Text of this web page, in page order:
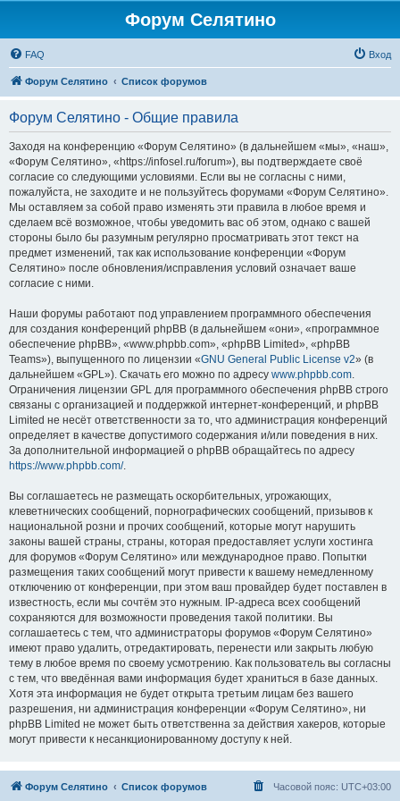
Форум Селятино
FAQ Вход
Форум Селятино Список форумов
Форум Селятино - Общие правила
Заходя на конференцию «Форум Селятино» (в дальнейшем «мы», «наш»,
«Форум Селятино», «https://infosel.ru/forum»), вы подтверждаете своё
согласие со следующими условиями. Если вы не согласны с ними,
пожалуйста, не заходите и не пользуйтесь форумами «Форум Селятино».
Мы оставляем за собой право изменять эти правила в любое время и
сделаем всё возможное, чтобы уведомить вас об этом, однако с вашей
стороны было бы разумным регулярно просматривать этот текст на
предмет изменений, так как использование конференции «Форум
Селятино» после обновления/исправления условий означает ваше
согласие с ними.
Наши форумы работают под управлением программного обеспечения
для создания конференций phpBB (в дальнейшем «они», «программное
обеспечение phpBB», «www.phpbb.com», «phpBB Limited», «phpBB
Teams»), выпущенного по лицензии «GNU General Public License v2» (в
дальнейшем «GPL»). Скачать его можно по адресу www.phpbb.com.
Ограничения лицензии GPL для программного обеспечения phpBB строго
связаны с организацией и поддержкой интернет-конференций, и phpBB
Limited не несёт ответственности за то, что администрация конференций
определяет в качестве допустимого содержания и/или поведения в них.
За дополнительной информацией о phpBB обращайтесь по адресу
https://www.phpbb.com/.
Вы соглашаетесь не размещать оскорбительных, угрожающих,
клеветнических сообщений, порнографических сообщений, призывов к
национальной розни и прочих сообщений, которые могут нарушить
законы вашей страны, страны, которая предоставляет услуги хостинга
для форумов «Форум Селятино» или международное право. Попытки
размещения таких сообщений могут привести к вашему немедленному
отключению от конференции, при этом ваш провайдер будет поставлен в
известность, если мы сочтём это нужным. IP-адреса всех сообщений
сохраняются для возможности проведения такой политики. Вы
соглашаетесь с тем, что администраторы форумов «Форум Селятино»
имеют право удалить, отредактировать, перенести или закрыть любую
тему в любое время по своему усмотрению. Как пользователь вы согласны
с тем, что введённая вами информация будет храниться в базе данных.
Хотя эта информация не будет открыта третьим лицам без вашего
разрешения, ни администрация конференции «Форум Селятино», ни
phpBB Limited не может быть ответственна за действия хакеров, которые
могут привести к несанкционированному доступу к ней.
Форум Селятино Список форумов Часовой пояс: UTC+03:00